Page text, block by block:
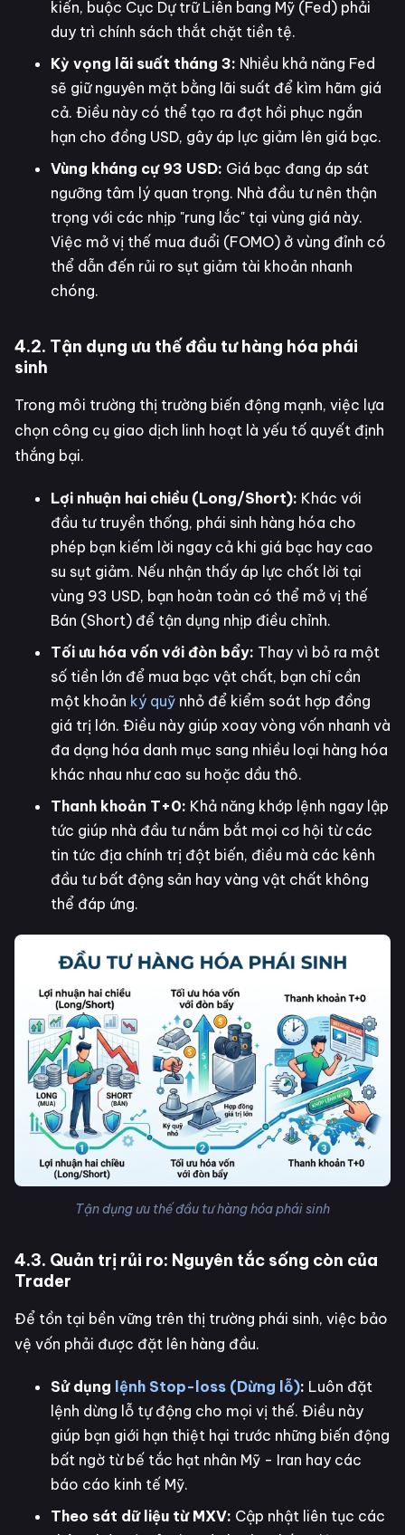
kiến, buộc Cục Dự trữ Liên bang Mỹ (Fed) phải
duy trì chính sách thắt chặt tiền tệ.
Kỳ vọng lãi suất tháng 3: Nhiều khả năng Fed
sẽ giữ nguyên mặt bằng lãi suất để kìm hãm giá
cả. Điều này có thể tạo ra đợt hồi phục ngắn
hạn cho đồng USD, gây áp lực giảm lên giá bạc.
Vùng kháng cự 93 USD: Giá bạc đang áp sát
ngưỡng tâm lý quan trọng. Nhà đầu tư nên thận
trọng với các nhịp "rung lắc" tại vùng giá này.
Việc mở vị thế mua đuổi (FOMO) ở vùng đỉnh có
thể dẫn đến rủi ro sụt giảm tài khoản nhanh
chóng.
4.2. Tận dụng ưu thế đầu tư hàng hóa phái
sinh
Trong môi trường thị trường biến động mạnh, việc lựa
chọn công cụ giao dịch linh hoạt là yếu tố quyết định
thắng bại.
Lợi nhuận hai chiều (Long/Short): Khác với
đầu tư truyền thống, phái sinh hàng hóa cho
phép bạn kiếm lời ngay cả khi giá bạc hay cao
su sụt giảm. Nếu nhận thấy áp lực chốt lời tại
vùng 93 USD, bạn hoàn toàn có thể mở vị thế
Bán (Short) để tận dụng nhịp điều chỉnh.
Tối ưu hóa vốn với đòn bẩy: Thay vì bỏ ra một
số tiền lớn để mua bạc vật chất, bạn chỉ cần
một khoản ký quỹ nhỏ để kiểm soát hợp đồng
giá trị lớn. Điều này giúp xoay vòng vốn nhanh và
đa dạng hóa danh mục sang nhiều loại hàng hóa
khác nhau như cao su hoặc dầu thô.
Thanh khoản T+0: Khả năng khớp lệnh ngay lập
tức giúp nhà đầu tư nắm bắt mọi cơ hội từ các
tin tức địa chính trị đột biến, điều mà các kênh
đầu tư bất động sản hay vàng vật chất không
thể đáp ứng.
Tận dụng ưu thế đầu tư hàng hóa phái sinh
4.3. Quản trị rủi ro: Nguyên tắc sống còn của
Trader
Để tồn tại bền vững trên thị trường phái sinh, việc bảo
vệ vốn phải được đặt lên hàng đầu.
Sử dụng lệnh Stop-loss (Dừng lỗ): Luôn đặt
lệnh dừng lỗ tự động cho mọi vị thế. Điều này
giúp bạn giới hạn thiệt hại trước những biến động
bất ngờ từ bế tắc hạt nhân Mỹ - Iran hay các
báo cáo kinh tế Mỹ.
Theo sát dữ liệu từ MXV: Cập nhật liên tục các